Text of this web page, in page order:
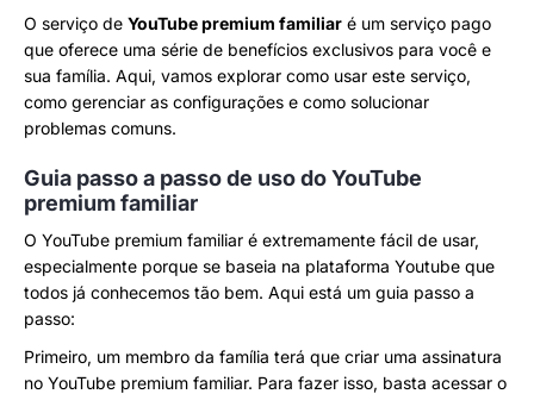
O serviço de YouTube premium familiar é um serviço pago
que oferece uma série de benefícios exclusivos para você e
sua família. Aqui, vamos explorar como usar este serviço,
como gerenciar as configurações e como solucionar
problemas comuns.
Guia passo a passo de uso do YouTube
premium familiar
O YouTube premium familiar é extremamente fácil de usar,
especialmente porque se baseia na plataforma Youtube que
todos já conhecemos tão bem. Aqui está um guia passo a
passo:
Primeiro, um membro da família terá que criar uma assinatura
no YouTube premium familiar. Para fazer isso, basta acessar o